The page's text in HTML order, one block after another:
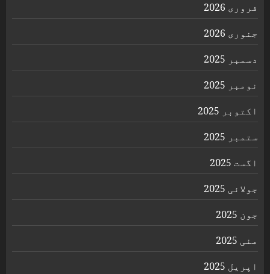
فروری 2026
جنوری 2026
دسمبر 2025
نومبر 2025
اکتوبر 2025
ستمبر 2025
اگست 2025
جولائی 2025
جون 2025
مئی 2025
اپریل 2025